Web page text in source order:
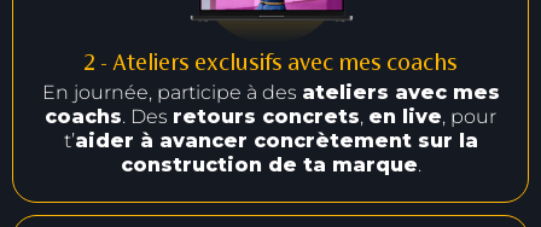
2 - Ateliers exclusifs avec mes coachs
En journée, participe à des ateliers avec mes
coachs. Des retours concrets, en live, pour
t’aider à avancer concrètement sur la
construction de ta marque.